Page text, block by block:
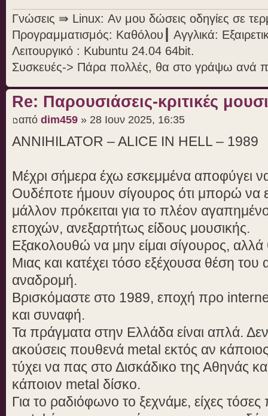
Γνώσεις ⇛ Linux: Αν μου δώσεις οδηγίες σε
Προγραμματισμός: Καθόλου┃ Αγγλικά:
Λειτουργικό : Kubuntu 24.04 64bit.
Συσκευές-> Πάρα πολλές, θα στο γράψω ανά
Re: Παρουσιάσεις-κριτικές
από dim459 » 28 Ιουν 2025, 16:35
ANNIHILATOR – ALICE IN HELL – 1989
Μέχρι σήμερα έχω εσκεμμένα αποφύγει
Ουδέποτε ήμουν σίγουρος ότι μπορώ να
μάλλον πρόκειται για το πλέον
εποχών, ανεξαρτήτως είδους μουσικής.
Εξακολουθώ να μην είμαι σίγουρος,
Μιας και κατέχει τόσο εξέχουσα θέση του
αναδρομή.
Βρισκόμαστε στο 1989, εποχή προ
και συναφή.
Τα πράγματα στην Ελλάδα είναι απλά.
ακούσεις πουθενά metal εκτός αν
τύχει να πας στο Δισκάδικο της Αθηνάς
κάποιον metal δίσκο.
Για το ραδιόφωνο το ξεχνάμε, είχες